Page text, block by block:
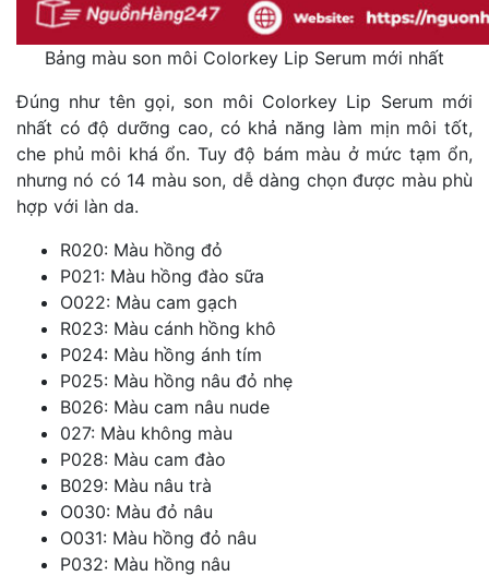
Bảng màu son môi Colorkey Lip Serum mới nhất
Đúng như tên gọi, son môi Colorkey Lip Serum mới
nhất có độ dưỡng cao, có khả năng làm mịn môi tốt,
che phủ môi khá ổn. Tuy độ bám màu ở mức tạm ổn,
nhưng nó có 14 màu son, dễ dàng chọn được màu phù
hợp với làn da.
R020: Màu hồng đỏ
P021: Màu hồng đào sữa
O022: Màu cam gạch
R023: Màu cánh hồng khô
P024: Màu hồng ánh tím
P025: Màu hồng nâu đỏ nhẹ
B026: Màu cam nâu nude
027: Màu không màu
P028: Màu cam đào
B029: Màu nâu trà
O030: Màu đỏ nâu
O031: Màu hồng đỏ nâu
P032: Màu hồng nâu